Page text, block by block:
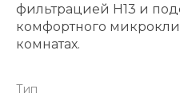
фильтрацией H13 и
комфортного
комнатах.
Тип